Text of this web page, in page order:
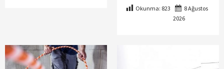
Okunma: 823
8 Ağustos
2026